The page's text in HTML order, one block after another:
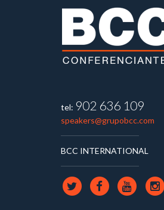
tel: 902 636 109
speakers@grupobcc.com
BCC INTERNATIONAL